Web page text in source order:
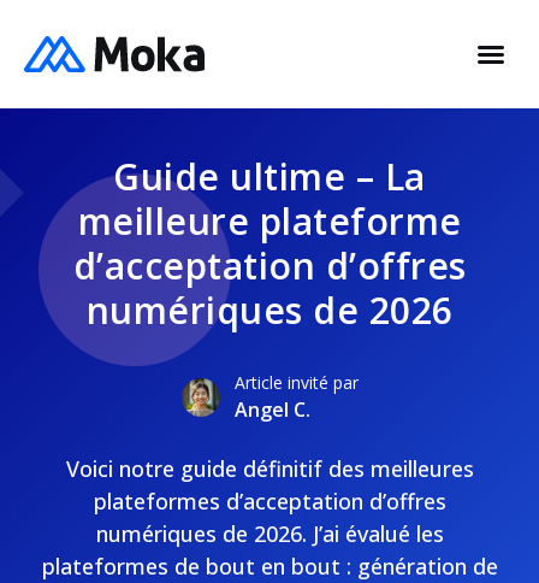
Guide ultime – La
meilleure plateforme
d’acceptation d’offres
numériques de 2026
Article invité par
Angel C.
Voici notre guide définitif des meilleures
plateformes d’acceptation d’offres
numériques de 2026. J’ai évalué les
plateformes de bout en bout : génération de